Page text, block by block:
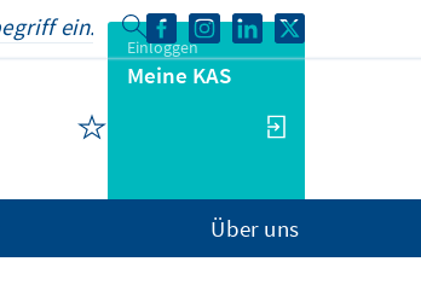
Einloggen
Meine KAS
Über uns